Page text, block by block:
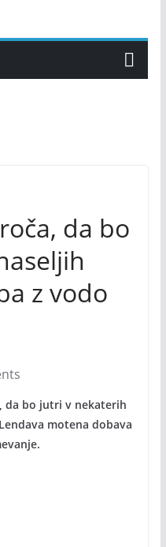
da bo
z vodo
da bo jutri v nekaterih
motena dobava